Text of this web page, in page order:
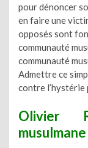
pour dénoncer
en faire une
opposés sont
communauté
communauté
Admettre ce
contre l’hystérie
Olivier
musulmane